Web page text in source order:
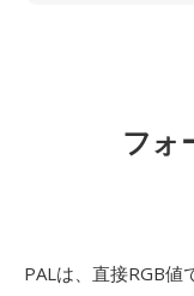
フォ
PALは、直接RGB